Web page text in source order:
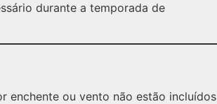
durante a temporada de
enchente ou vento não estão incluídos